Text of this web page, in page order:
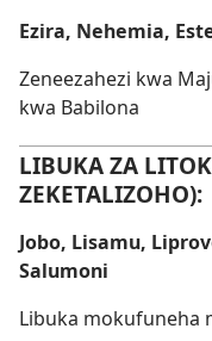
Ezira, Nehemia,
Zeneezahezi kwa
kwa Babilona
LIBUKA ZA
ZEKETALIZOHO):
Jobo, Lisamu,
Salumoni
Libuka mokufuneha